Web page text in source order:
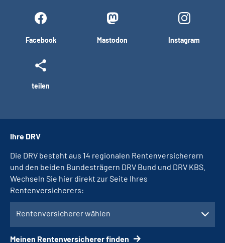
Facebook Mastodon Instagram
teilen
Ihre DRV
Die DRV besteht aus 14 regionalen Rentenversicherern
und den beiden Bundesträgern DRV Bund und DRV KBS.
Wechseln Sie hier direkt zur Seite Ihres
Rentenversicherers:
Rentenversicherer wählen
Meinen Rentenversicherer finden